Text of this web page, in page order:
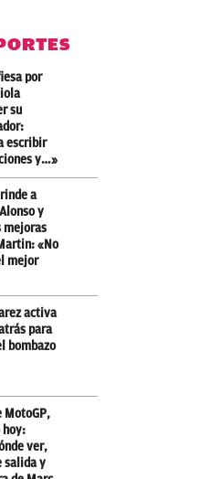
por
su
escribir
y…»
a
y
mejoras
«No
mejor
activa
para
bombazo
MotoGP,
hoy:
ver,
salida y